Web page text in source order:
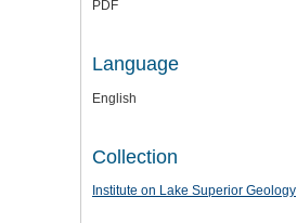
PDF
Language
English
Collection
Institute on Lake Superior Geology